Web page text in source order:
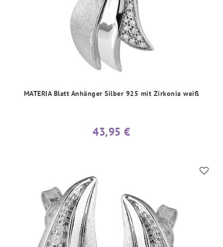
MATERIA Blatt Anhänger Silber 925 mit Zirkonia weiß
43,95 €